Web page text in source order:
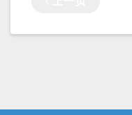
接口，顺利执行电